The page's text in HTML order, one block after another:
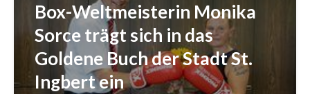
Box-Weltmeisterin Monika
Sorce trägt sich in das
Goldene Buch der Stadt St.
Ingbert ein